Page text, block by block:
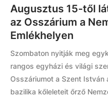
Augusztus 15-től
az Osszárium a
Emlékhelyen
Szombaton nyitják meg
rangos egyházi és világi
Osszáriumot a Szent
bazilika kőleleteit őrző